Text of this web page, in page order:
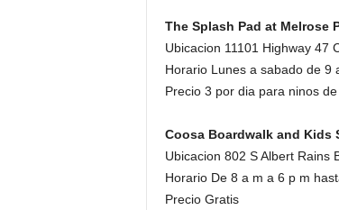
The Splash Pad at Melrose
Ubicacion 11101 Highway 47
Horario Lunes a sabado de 9
Precio 3 por dia para ninos
Coosa Boardwalk and Kids
Ubicacion 802 S Albert Rains
Horario De 8 a m a 6 p m
Precio Gratis